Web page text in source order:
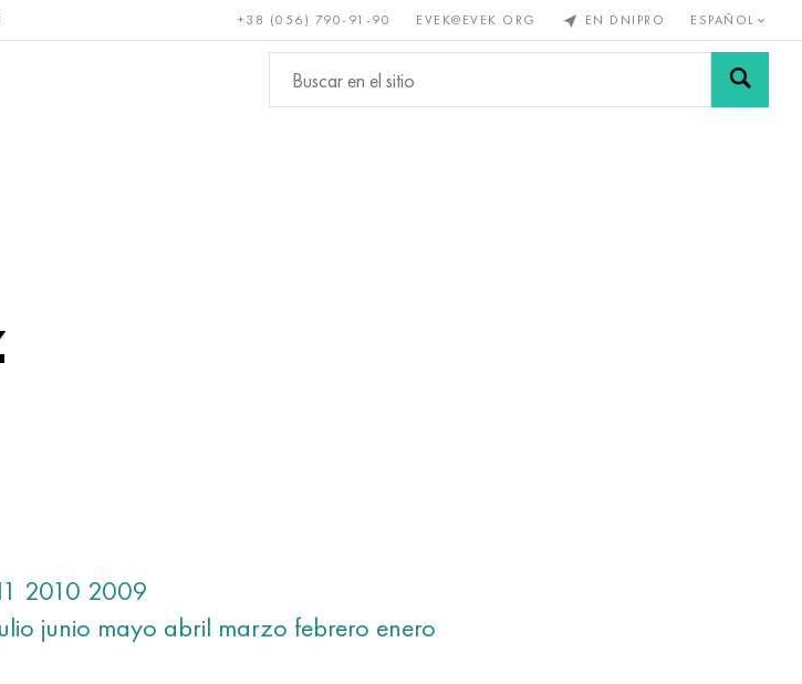
+38 (056) 790-91-90 EVEK@EVEK.ORG EN DNIPRO ESPAÑOL
Bronce, cobre, Metales no
ferrosos
Aleación de Mallas y
2010 2009
junio mayo abril marzo febrero enero